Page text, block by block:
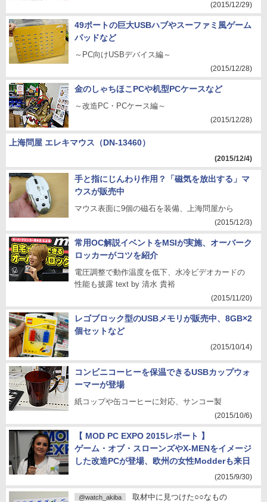
(2015/12/29)
49ポートの巨大USBハブやスーファミ風ゲーム
パッドなど
～PC向けUSBデバイス編～
(2015/12/28)
金のしゃちほこPCや机型PCケースなど
～改造PC・PCケース編～
(2015/12/28)
上海問屋 エレキマウス（DN-13460）
(2015/12/4)
手と指にじんわり作用？「磁気を放出する」マ
ウスが販売中
マウス表面に9個の磁石を装備、上海問屋から
(2015/12/3)
常用OC解説イベントをMSIが実施、オーバーク
ロッカーがコツを紹介
電圧調整で動作温度を低下、水冷ビデオカードの
性能も披露 text by 清水 貴裕
(2015/11/20)
レゴブロック型のUSBメモリが販売中、8GB×2
個セットなど
(2015/10/14)
コンビニコーヒーを保温できるUSBカップウォ
ーマーが登場
紙コップや缶コーヒーに対応、サンコー製
(2015/10/6)
【 MOD PC EXPO 2015レポート 】
ゲーム・オブ・スローンズやX-MENをイメージ
した改造PCが登場、欧州の女性Modderも来日
(2015/9/30)
@watch_akiba 取材中に見つけた○○なもの